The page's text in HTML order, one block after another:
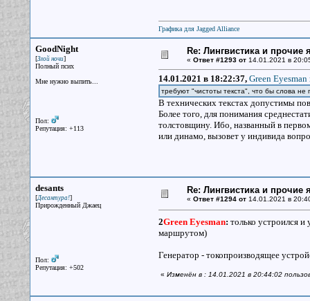
Графика для Jagged Alliance
GoodNight
[Злой ночи]
Полный псих
Мне нужно выпить...
Пол:
Репутация: +113
Re: Лингвистика и прочие
« Ответ #1293 от14.01.2021 в
14.01.2021 в 18:22:37, Green Eyesman
требуют "чистоты текста", что бы слова не
В технических текстах допустимы
Более того, для понимания
толстовщину. Ибо, названный в
или динамо, вызовет у индивида
desants
[Десантура!]
Прирожденный Джаец
Пол:
Репутация: +502
Re: Лингвистика и прочие
« Ответ #1294 от14.01.2021 в
2Green Eyesman: только устроился и
маршрутом)
Генератор - токопроизводящее
« Изменён в : 14.01.2021 в 20:44:02